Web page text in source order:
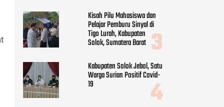
Kisah Pilu Mahasiswa dan
Pelajar Pemburu Sinyal di
Tigo Lurah, Kabupaten
Solok, Sumatera Barat
Kabupaten Solok Jebol, Satu
Warga Surian Positif Covid-
19